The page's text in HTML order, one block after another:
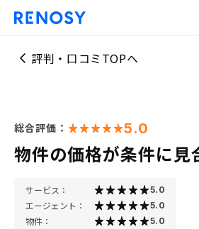
評判・口コミTOPへ
総合評価： 5.0
物件の価格が条件に見
サービス： 5.0
エージェント： 5.0
物件： 5.0